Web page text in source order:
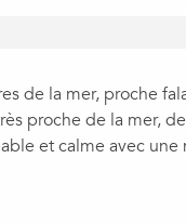
de la mer, proche
proche de la mer,
et calme avec